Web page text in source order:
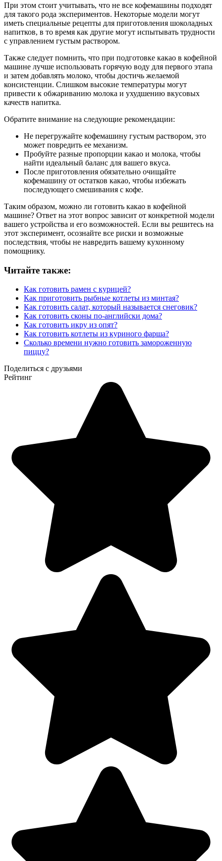
При этом стоит учитывать, что не все кофемашины подходят
для такого рода экспериментов. Некоторые модели могут
иметь специальные рецепты для приготовления шоколадных
напитков, в то время как другие могут испытывать трудности
с управлением густым раствором.
Также следует помнить, что при подготовке какао в кофейной
машине лучше использовать горячую воду для первого этапа
и затем добавлять молоко, чтобы достичь желаемой
консистенции. Слишком высокие температуры могут
привести к обжариванию молока и ухудшению вкусовых
качеств напитка.
Обратите внимание на следующие рекомендации:
Не перегружайте кофемашину густым раствором, это
может повредить ее механизм.
Пробуйте разные пропорции какао и молока, чтобы
найти идеальный баланс для вашего вкуса.
После приготовления обязательно очищайте
кофемашину от остатков какао, чтобы избежать
последующего смешивания с кофе.
Таким образом, можно ли готовить какао в кофейной
машине? Ответ на этот вопрос зависит от конкретной модели
вашего устройства и его возможностей. Если вы решитесь на
этот эксперимент, осознайте все риски и возможные
последствия, чтобы не навредить вашему кухонному
помощнику.
Читайте также:
Как готовить рамен с курицей?
Как приготовить рыбные котлеты из минтая?
Как готовить салат, который называется снеговик?
Как готовить сконы по-английски дома?
Как готовить икру из опят?
Как готовить котлеты из куриного фарша?
Сколько времени нужно готовить замороженную
пиццу?
Поделиться с друзьями
Рейтинг